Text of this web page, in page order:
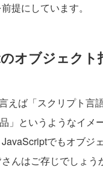
提にしています。
オブジェクト
えば「スクリプト言
」というようなイメ
でもオブジ
んはご存じでしょう